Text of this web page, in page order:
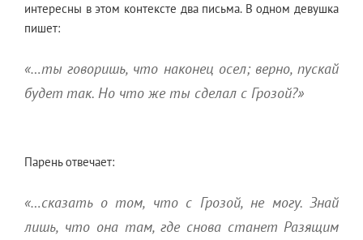
интересны в этом контексте два письма. В одном девушка
пишет:
«…ты говоришь, что наконец осел; верно, пускай
будет так. Но что же ты сделал с Грозой?»
Парень отвечает:
«…сказать о том, что с Грозой, не могу. Знай
лишь, что она там, где снова станет Разящим